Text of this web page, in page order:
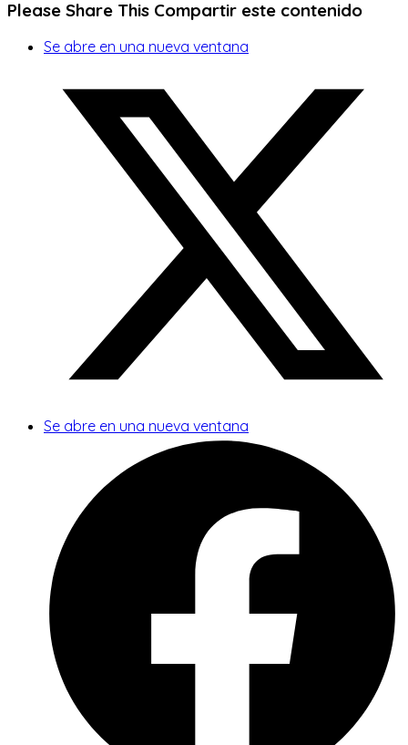
Please Share This Compartir este contenido
Se abre en una nueva ventana
Se abre en una nueva ventana